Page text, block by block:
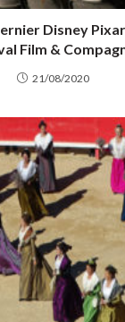
Disney
Film &
21/08/2020